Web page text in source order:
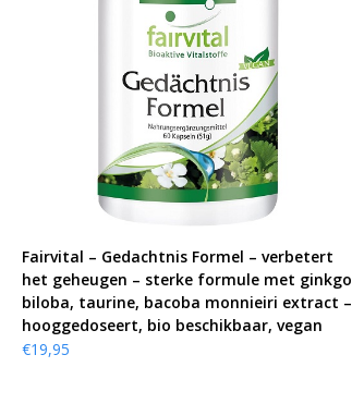
KOOP PRODUCT
Fairvital – Gedachtnis Formel – verbetert
het geheugen – sterke formule met ginkgo
biloba, taurine, bacoba monnieiri extract –
hooggedoseert, bio beschikbaar, vegan
€19,95